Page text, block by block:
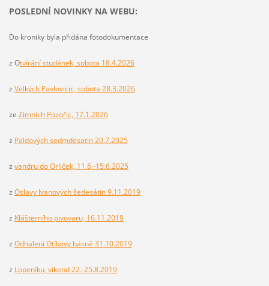
POSLEDNÍ NOVINKY NA WEBU:
Do kroniky byla přidána fotodokumentace
z Otvírání studánek, sobota 18.4.2026
z Velkých Pavlovicic, sobota 28.3.2026
ze Zimních Pozořic, 17.1.2026
z Paldových sedmdesatin 20.7.2025
z vandru do Orliček, 11.6.-15.6.2025
z Oslavy Ivanových šedesátin 9.11.2019
z Klášterního pivovaru, 16.11.2019
z Odhalení Otíkovy básně 31.10.2019
z Lopeníku, víkend 22.-25.8.2019